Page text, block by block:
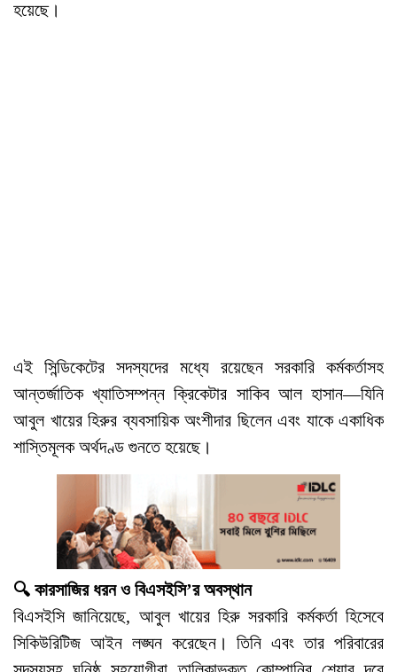
হয়েছে।
এই সিন্ডিকেটের সদস্যদের মধ্যে রয়েছেন সরকারি কর্মকর্তাসহ
আন্তর্জাতিক খ্যাতিসম্পন্ন ক্রিকেটার সাকিব আল হাসান—যিনি
আবুল খায়ের হিরুর ব্যবসায়িক অংশীদার ছিলেন এবং যাকে একাধিক
শাস্তিমূলক অর্থদণ্ড গুনতে হয়েছে।
🔍 কারসাজির ধরন ও বিএসইসি’র অবস্থান
বিএসইসি জানিয়েছে, আবুল খায়ের হিরু সরকারি কর্মকর্তা হিসেবে
সিকিউরিটিজ আইন লঙ্ঘন করেছেন। তিনি এবং তার পরিবারের